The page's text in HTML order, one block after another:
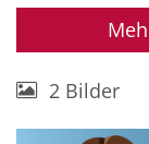
2 Bilder